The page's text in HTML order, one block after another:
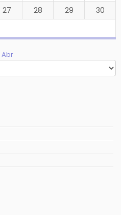
27 28 29
30
Abr